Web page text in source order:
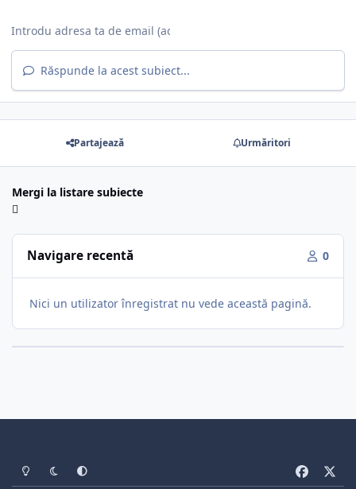
Răspunde la acest subiect...
Partajează Urmăritori
Mergi la listare subiecte
Navigare recentă 0
Nici un utilizator înregistrat nu vede această pagină.
Light ModeDark ModeSystem Preference